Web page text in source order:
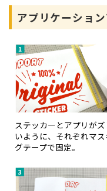
アプリケーショ
ステッカーとアプリが
いように、それぞれマス
グテープで固定。